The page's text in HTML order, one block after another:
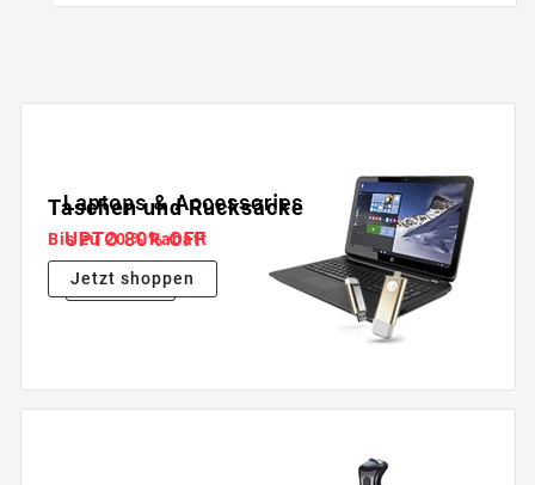
Taschen und Rucksäcke
Bis zu 20 % Rabatt
Jetzt shoppen